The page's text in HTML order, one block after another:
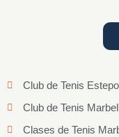
Club de Tenis
Club de Tenis
Clases de Tenis